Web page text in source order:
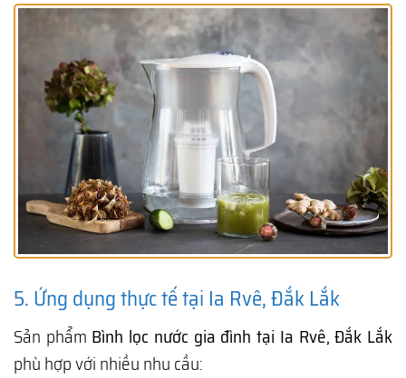
5. Ứng dụng thực tế tại Ia Rvê, Đắk Lắk
Sản phẩm Bình lọc nước gia đình tại Ia Rvê, Đắk Lắk
phù hợp với nhiều nhu cầu: